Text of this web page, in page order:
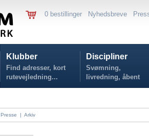
0 bestillinger Nyhedsbreve
Klubber
Find adresser, kort
rutevejledning...
Discipliner
Svømning,
livredning, åbent
vand...
Presse | Arkiv